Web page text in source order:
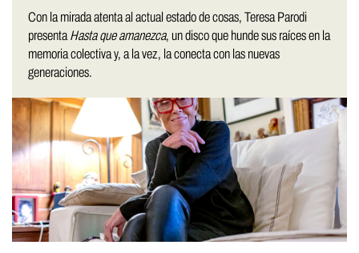
Con la mirada atenta al actual estado de cosas, Teresa Parodi
presentaHasta que amanezca, un disco que hunde sus raíces en la
memoria colectiva y, a la vez, la conecta con las nuevas
generaciones.